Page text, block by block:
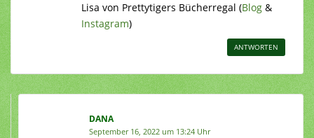
Lisa von Prettytigers Bücherregal (Blog &
Instagram)
ANTWORTEN
DANA
September 16, 2022 um 13:24 Uhr